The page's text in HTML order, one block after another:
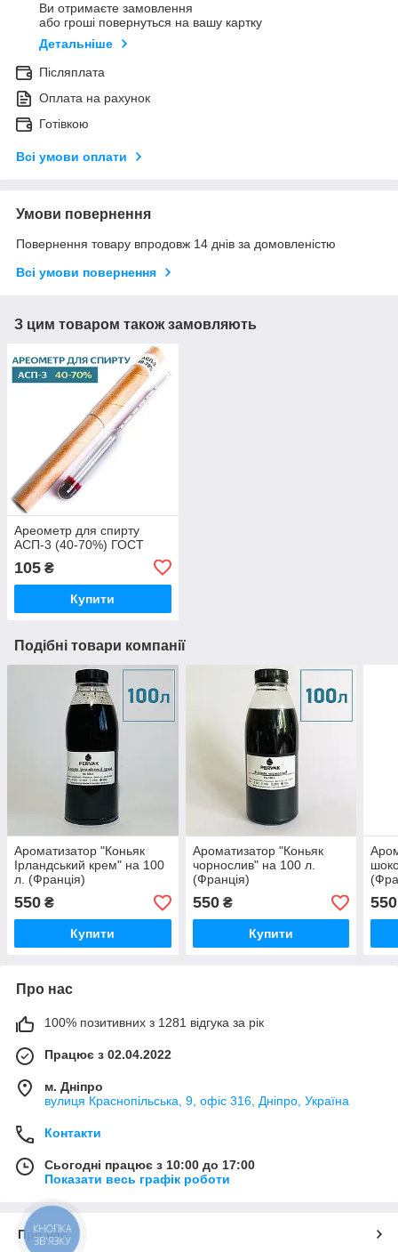
Ви отримаєте замовлення
або гроші повернуться на вашу картку
Детальніше
Післяплата
Оплата на рахунок
Готівкою
Всі умови оплати
Умови повернення
Повернення товару впродовж 14 днів за домовленістю
Всі умови повернення
З цим товаром також замовляють
Ареометр для спирту
АСП-3 (40-70%) ГОСТ
105 ₴
Купити
Подібні товари компанії
Ароматизатор "Коньяк
Ірландський крем" на 100
л. (Франція)
550 ₴
Купити
Ароматизатор "Коньяк
чорнослив" на 100 л.
(Франція)
550₴
Купити
550
Про нас
100% позитивних з 1281 відгука за рік
Працює з 02.04.2022
м. Дніпро
вулиця Краснопільська, 9, офіс 316, Дніпро, Україна
Контакти
Сьогодні працює з 10:00 до 17:00
Показати весь графік роботи
Про нас
КНОПКА
ЗВ'ЯЗКУ